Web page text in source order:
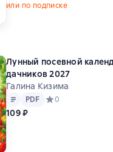
или по подписке
Лунный посевной
дачников 2027
Галина Кизима
Текст PDF
PDF Средний рейтинг
0
109 ₽